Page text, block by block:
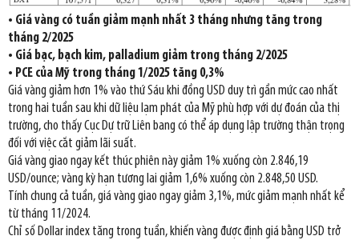
• Giá vàng có tuần giảm mạnh nhất 3 tháng nhưng tăng trong
tháng 2/2025
• Giá bạc, bạch kim, palladium giảm trong tháng 2/2025
• PCE của Mỹ trong tháng 1/2025 tăng 0,3%
Giá vàng giảm hơn 1% vào thứ Sáu khi đồng USD duy trì gần mức cao nhất
trong hai tuần sau khi dữ liệu lạm phát của Mỹ phù hợp với dự đoán của thị
trường, cho thấy Cục Dự trữ Liên bang có thể áp dụng lập trường thận trọng
đối với việc cắt giảm lãi suất.
Giá vàng giao ngay kết thúc phiên này giảm 1% xuống còn 2.846,19
USD/ounce; vàng kỳ hạn tương lai giảm 1,6% xuống còn 2.848,50 USD.
Tính chung cả tuần, giá vàng giao ngay giảm 3,1%, mức giảm mạnh nhất kể
từ tháng 11/2024.
Chỉ số Dollar index tăng trong tuần, khiến vàng được định giá bằng USD trở